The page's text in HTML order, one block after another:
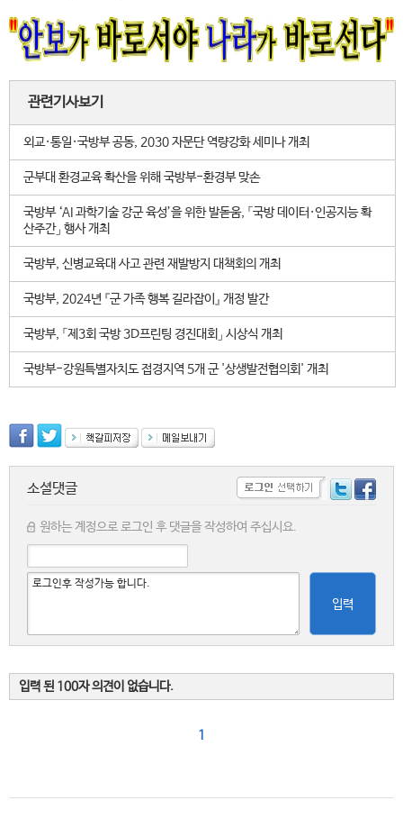
관련기사보기
외교·통일·국방부 공동, 2030 자문단 역량강화 세미나 개최
군부대 환경교육 확산을 위해 국방부-환경부 맞손
국방부 ‘AI 과학기술 강군 육성’을 위한 발돋움, 「국방 데이터·인공지능 확
산주간」 행사 개최
국방부, 신병교육대 사고 관련 재발방지 대책회의 개최
국방부, 2024년 『군 가족 행복 길라잡이』 개정 발간
국방부, 「제3회 국방 3D프린팅 경진대회」 시상식 개최
국방부-강원특별자치도 접경지역 5개 군 '상생발전협의회' 개최
소셜댓글
원하는 계정으로 로그인 후 댓글을 작성하여 주십시요.
입력
입력 된 100자 의견이 없습니다.
1